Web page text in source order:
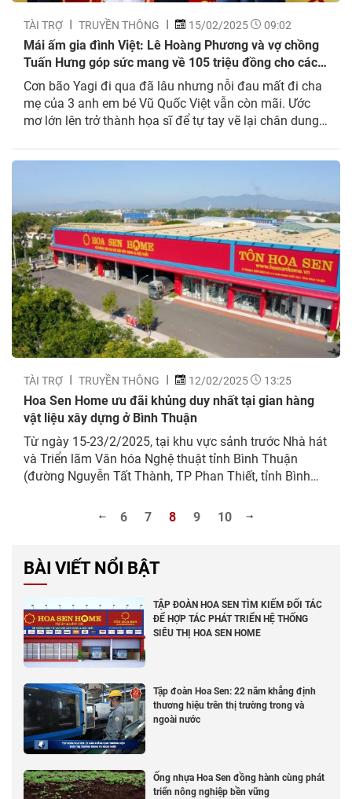
TÀI TRỢ TRUYỀN THÔNG 15/02/2025 09:02
Mái ấm gia đình Việt: Lê Hoàng Phương và vợ chồng
Tuấn Hưng góp sức mang về 105 triệu đồng cho các
em nhỏ mồ côi
Cơn bão Yagi đi qua đã lâu nhưng nỗi đau mất đi cha
mẹ của 3 anh em bé Vũ Quốc Việt vẫn còn mãi. Ước
mơ lớn lên trở thành họa sĩ để tự tay vẽ lại chân dung
động. Tập 121...
TÀI TRỢ TRUYỀN THÔNG 12/02/2025 13:25
Hoa Sen Home ưu đãi khủng duy nhất tại gian hàng
vật liệu xây dựng ở Bình Thuận
Từ ngày 15-23/2/2025, tại khu vực sảnh trước Nhà hát
và Triển lãm Văn hóa Nghệ thuật tỉnh Bình Thuận
(đường Nguyễn Tất Thành, TP Phan Thiết, tỉnh Bình
Nội thất Hoa Sen Home sẽ tổ chức gian hàng trưng
6 7 8 9 10
BÀI VIẾT NỔI BẬT
TẬP ĐOÀN HOA SEN TÌM KIẾM ĐỐI TÁC
ĐỂ HỢP TÁC PHÁT TRIỂN HỆ THỐNG
SIÊU THỊ HOA SEN HOME
Tập đoàn Hoa Sen: 22 năm khẳng định
thương hiệu trên thị trường trong và
ngoài nước
Ống nhựa Hoa Sen đồng hành cùng phát
triển nông nghiệp bền vững